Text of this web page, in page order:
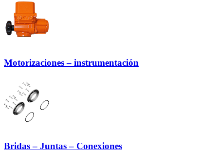
Motorizaciones – instrumentación
Bridas – Juntas – Conexiones